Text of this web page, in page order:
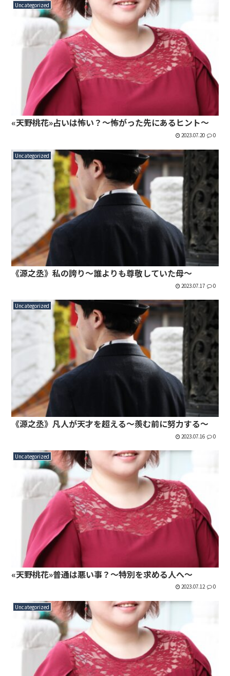
Uncategorized
«天野桃花»占いは怖い？～怖がった先にあるヒント～
2023.07.20 0
Uncategorized
《源之丞》私の誇り〜誰よりも尊敬していた母〜
2023.07.17 0
Uncategorized
《源之丞》凡人が天才を超える〜羨む前に努力する〜
2023.07.16 0
Uncategorized
«天野桃花»普通は悪い事？～特別を求める人へ～
2023.07.12 0
Uncategorized